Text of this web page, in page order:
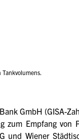
GmbH (GISA-
Empfang
Wiener